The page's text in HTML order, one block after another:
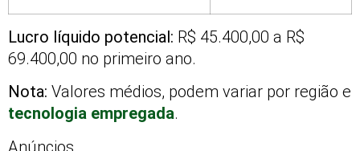
Lucro líquido potencial: R$ 45.400,00 a R$
69.400,00 no primeiro ano.
Nota: Valores médios, podem variar por região e
tecnologia empregada.
Anúncios